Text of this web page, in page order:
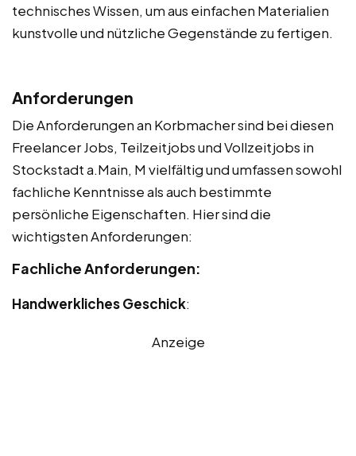
technisches Wissen, um aus einfachen Materialien
kunstvolle und nützliche Gegenstände zu fertigen.
Anforderungen
Die Anforderungen an Korbmacher sind bei diesen
Freelancer Jobs, Teilzeitjobs und Vollzeitjobs in
Stockstadt a.Main, M vielfältig und umfassen sowohl
fachliche Kenntnisse als auch bestimmte
persönliche Eigenschaften. Hier sind die
wichtigsten Anforderungen:
Fachliche Anforderungen:
Handwerkliches Geschick:
Anzeige